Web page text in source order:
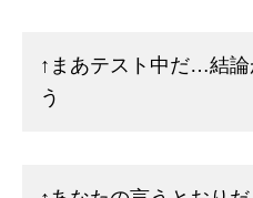
↑まあテスト中だ…結
う